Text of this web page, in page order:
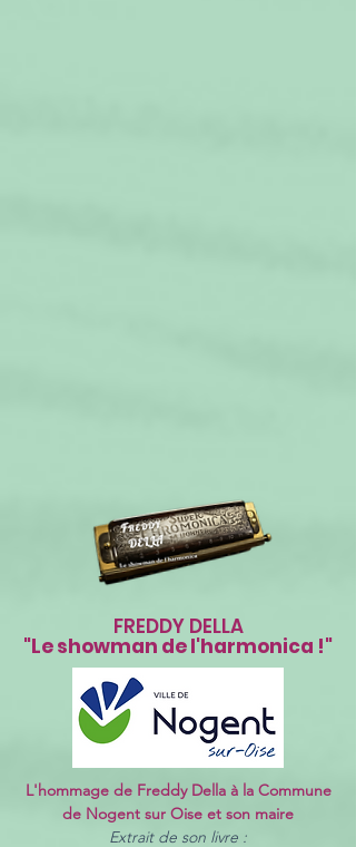
FREDDY DELLA
"Le showman de l'harmonica !"
L'hommage de Freddy Della à la Commune
de Nogent sur Oise et son maire
Extrait de son livre :